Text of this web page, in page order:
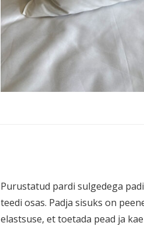
Purus­tatud pardi sulgedega padi
teedi osas. Padja sisuks on
elastsuse, et toetada pead ja